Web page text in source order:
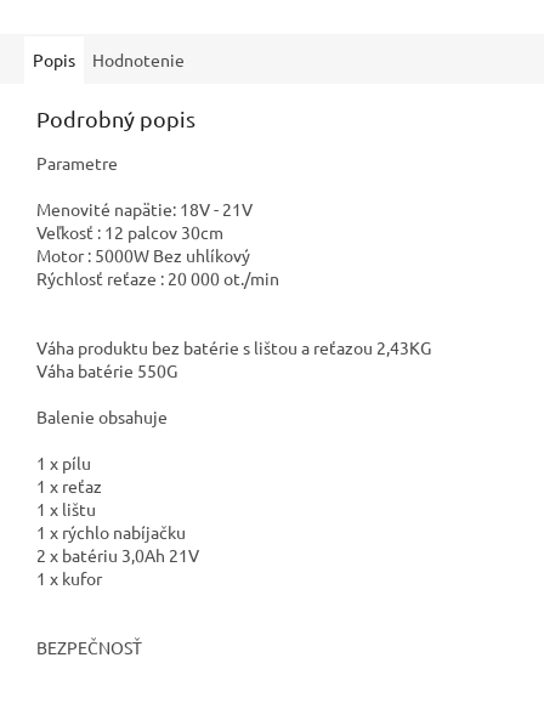
Popis Hodnotenie
Podrobný popis
Parametre
Menovité napätie: 18V - 21V
Veľkosť : 12 palcov 30cm
Motor : 5000W Bez uhlíkový
Rýchlosť reťaze : 20 000 ot./min
Váha produktu bez batérie s lištou a reťazou 2,43KG
Váha batérie 550G
Balenie obsahuje
1 x pílu
1 x reťaz
1 x lištu
1 x rýchlo nabíjačku
2 x batériu 3,0Ah 21V
1 x kufor
BEZPEČNOSŤ